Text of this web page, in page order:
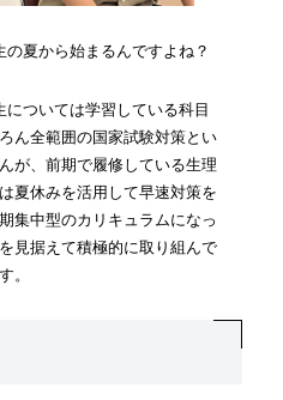
夏から始まるんですよね？
ついては学習している科目
ん全範囲の国家試験対策とい
が、前期で履修している生理
夏休みを活用して早速対策を
集中型のカリキュラムになっ
見据えて積極的に取り組んで
。